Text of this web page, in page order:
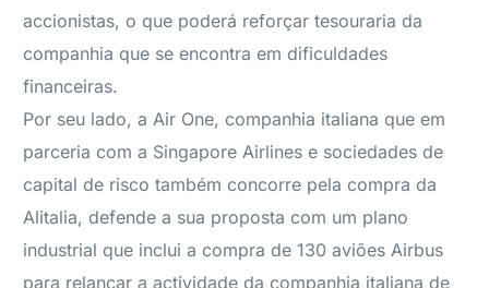
accionistas, o que poderá reforçar tesouraria da
companhia que se encontra em dificuldades
financeiras.
Por seu lado, a Air One, companhia italiana que em
parceria com a Singapore Airlines e sociedades de
capital de risco também concorre pela compra da
Alitalia, defende a sua proposta com um plano
industrial que inclui a compra de 130 aviões Airbus
para relançar a actividade da companhia italiana de